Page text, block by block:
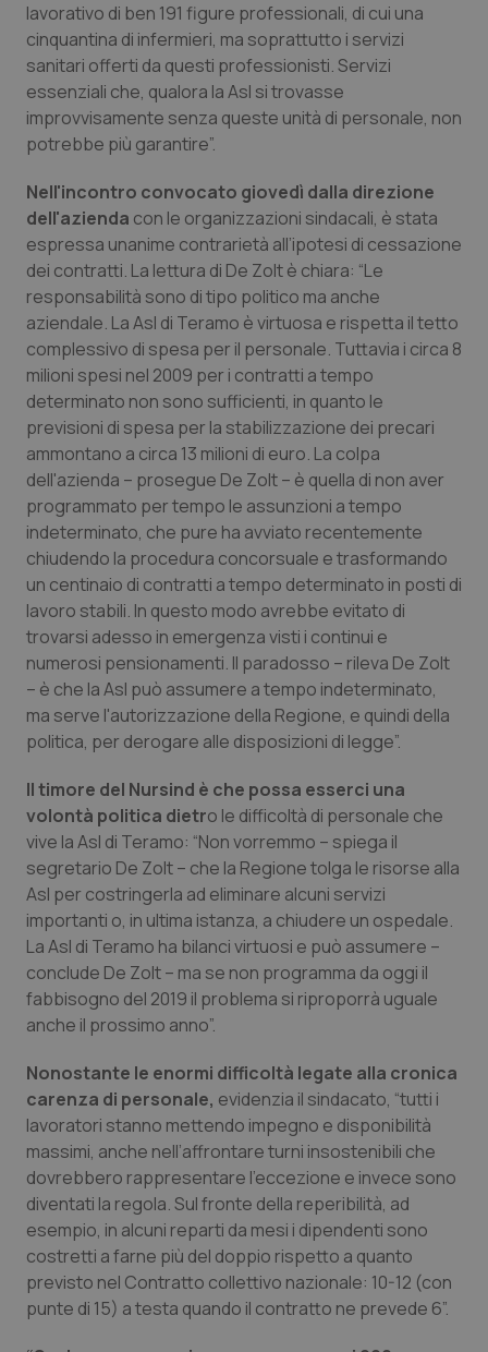
Emilia-Romagna
Friuli Venezia Giulia
Lazio
Liguria
Lombardia
Marche
Molise
Piemonte
Provincia Autonoma di Bolzano
Provincia Autonoma di Trento
Puglia
Sardegna
Sicilia
Toscana
Umbria
Valle D’Aosta
Veneto
Colesterolo & coronaropatie
Dermatite Atopica
Diabete & glucometri
Disturbi dell’umore
Dolore
Donna & Salute
Epatiti
HIV
Infezioni & Febbre
Ipertensione & Scompenso
Malattie rare
Malattia di Crohn & Rettocolite Ulcerosa
Neuroscienze & patologie neurodegenerative
Obesità
Oftalmologia
Oncodermatologia
Oncoematologia
Oncologia & Nutrizione
Psoriasi & pelle
Quotidiano Cardiologia
Quotidiano Chirurgia
Quotidiano Oncologia
Quotidiano Pediatria
Rene & patologie urogenitali
lavorativo di ben 191 figure professionali, di cui una
cinquantina di infermieri, ma soprattutto i servizi
sanitari offerti da questi professionisti. Servizi
essenziali che, qualora la Asl si trovasse
improvvisamente senza queste unità di personale, non
potrebbe più garantire”.
Nell'incontro convocato giovedì dalla direzione
dell'azienda con le organizzazioni sindacali, è stata
espressa unanime contrarietà all’ipotesi di cessazione
dei contratti. La lettura di De Zolt è chiara: “Le
responsabilità sono di tipo politico ma anche
aziendale. La Asl di Teramo è virtuosa e rispetta il tetto
complessivo di spesa per il personale. Tuttavia i circa 8
milioni spesi nel 2009 per i contratti a tempo
determinato non sono sufficienti, in quanto le
previsioni di spesa per la stabilizzazione dei precari
ammontano a circa 13 milioni di euro. La colpa
dell'azienda – prosegue De Zolt – è quella di non aver
programmato per tempo le assunzioni a tempo
indeterminato, che pure ha avviato recentemente
chiudendo la procedura concorsuale e trasformando
un centinaio di contratti a tempo determinato in posti di
lavoro stabili. In questo modo avrebbe evitato di
trovarsi adesso in emergenza visti i continui e
numerosi pensionamenti. Il paradosso – rileva De Zolt
– è che la Asl può assumere a tempo indeterminato,
ma serve l'autorizzazione della Regione, e quindi della
politica, per derogare alle disposizioni di legge”.
Il timore del Nursind è che possa esserci una
volontà politica dietro le difficoltà di personale che
vive la Asl di Teramo: “Non vorremmo – spiega il
segretario De Zolt – che la Regione tolga le risorse alla
Asl per costringerla ad eliminare alcuni servizi
importanti o, in ultima istanza, a chiudere un ospedale.
La Asl di Teramo ha bilanci virtuosi e può assumere –
conclude De Zolt – ma se non programma da oggi il
fabbisogno del 2019 il problema si riproporrà uguale
anche il prossimo anno”.
Nonostante le enormi difficoltà legate alla cronica
carenza di personale, evidenzia il sindacato, “tutti i
lavoratori stanno mettendo impegno e disponibilità
massimi, anche nell’affrontare turni insostenibili che
dovrebbero rappresentare l’eccezione e invece sono
diventati la regola. Sul fronte della reperibilità, ad
esempio, in alcuni reparti da mesi i dipendenti sono
costretti a farne più del doppio rispetto a quanto
previsto nel Contratto collettivo nazionale: 10-12 (con
punte di 15) a testa quando il contratto ne prevede 6”.